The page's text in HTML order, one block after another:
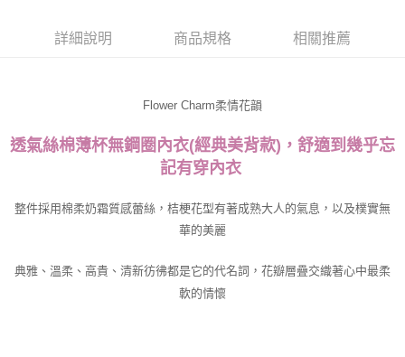
詳細說明 商品規格 相關推薦
Flower Charm柔情花韻
透氣絲棉薄杯無鋼圈內衣(經典美背款)， 舒適到幾乎忘
記有穿內衣
整件採用棉柔奶霜質感蕾絲，桔梗花型有著成熟大人的氣息，以及樸實無
華的美麗
典雅、溫柔、高貴、清新彷彿都是它的代名詞，花瓣層疊交織著心中最柔
軟的情懷